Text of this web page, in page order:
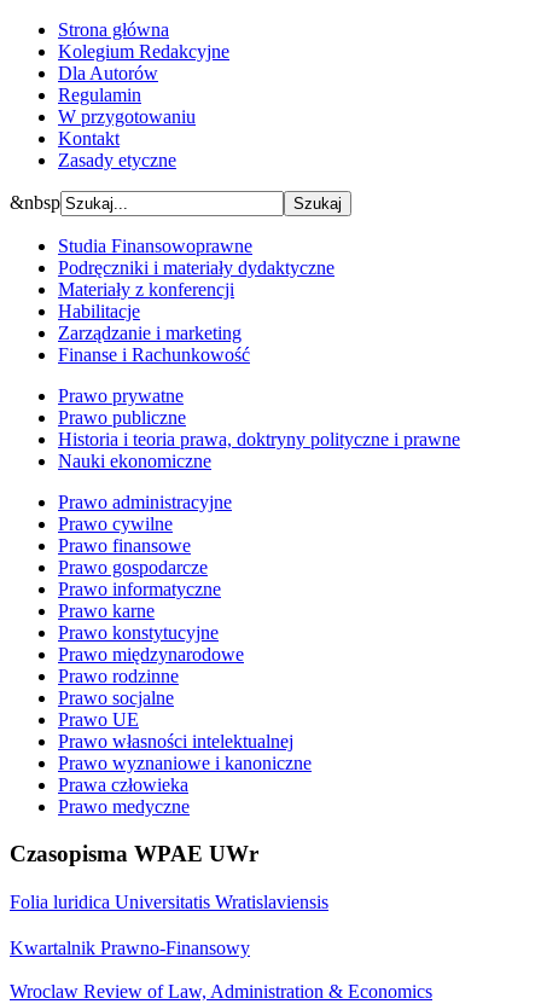
Strona główna
Kolegium Redakcyjne
Dla Autorów
Regulamin
W przygotowaniu
Kontakt
Zasady etyczne
&nbsp
Studia Finansowoprawne
Podręczniki i materiały dydaktyczne
Materiały z konferencji
Habilitacje
Zarządzanie i marketing
Finanse i Rachunkowość
Prawo prywatne
Prawo publiczne
Historia i teoria prawa, doktryny polityczne i prawne
Nauki ekonomiczne
Prawo administracyjne
Prawo cywilne
Prawo finansowe
Prawo gospodarcze
Prawo informatyczne
Prawo karne
Prawo konstytucyjne
Prawo międzynarodowe
Prawo rodzinne
Prawo socjalne
Prawo UE
Prawo własności intelektualnej
Prawo wyznaniowe i kanoniczne
Prawa człowieka
Prawo medyczne
Czasopisma WPAE UWr
Folia luridica Universitatis Wratislaviensis
Kwartalnik Prawno-Finansowy
Wroclaw Review of Law, Administration & Economics